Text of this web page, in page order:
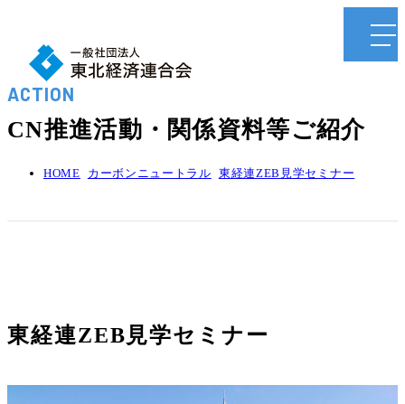
ACTION
CN推進活動・関係資料等ご紹介
HOME カーボンニュートラル 東経連ZEB見学セミナー
東経連ZEB見学セミナー